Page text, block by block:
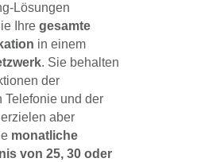
Lösungen
Ihre gesamte
in einem
. Sie behalten
der
Telefonie und der
aber
monatliche
von 25, 30 oder